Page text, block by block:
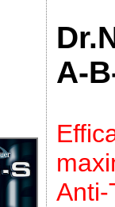
A-
Anti-